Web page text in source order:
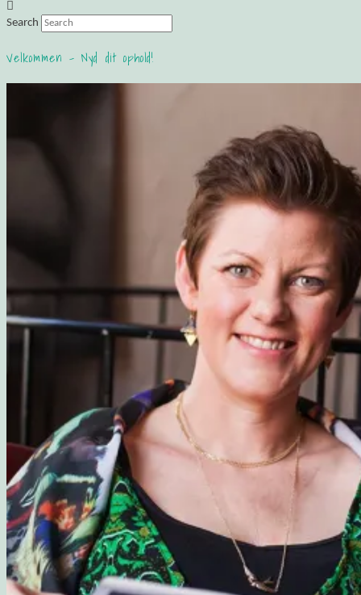
Search
Velkommen – Nyd dit ophold!